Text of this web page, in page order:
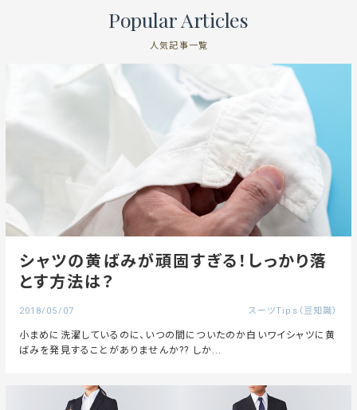
Popular Articles
人気記事一覧
シャツの黄ばみが頑固すぎる！しっかり落
とす方法は？
2018/05/07 スーツTips（豆知識）
小まめに洗濯しているのに、いつの間についたのか白いワイシャツに黄
ばみを発見することがありませんか?? しか...